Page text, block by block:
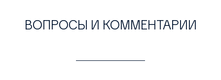
ВОПРОСЫ И КОММЕНТАРИИ